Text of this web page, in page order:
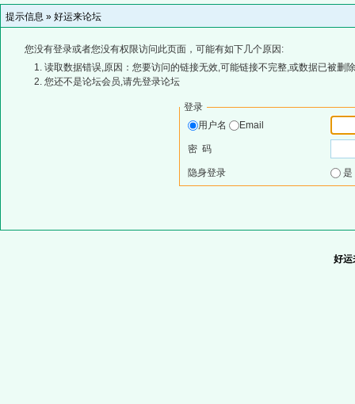
提示信息 » 好运来论坛
您没有登录或者您没有权限访问此页面，可能有如下几个原因:
读取数据错误,原因：您要访问的链接无效,可能链接不完整,或数据已被删
您还不是论坛会员,请先登录论坛
登录
用户名
Email
密 码
隐身登录
好